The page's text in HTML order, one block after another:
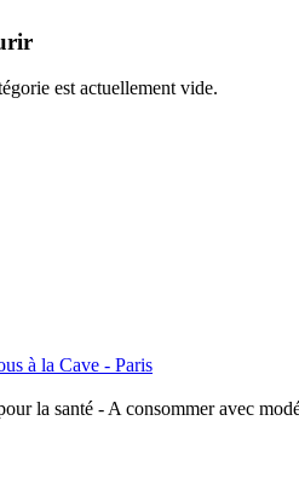
est actuellement vide.
à la Cave - Paris
la santé - A consommer avec